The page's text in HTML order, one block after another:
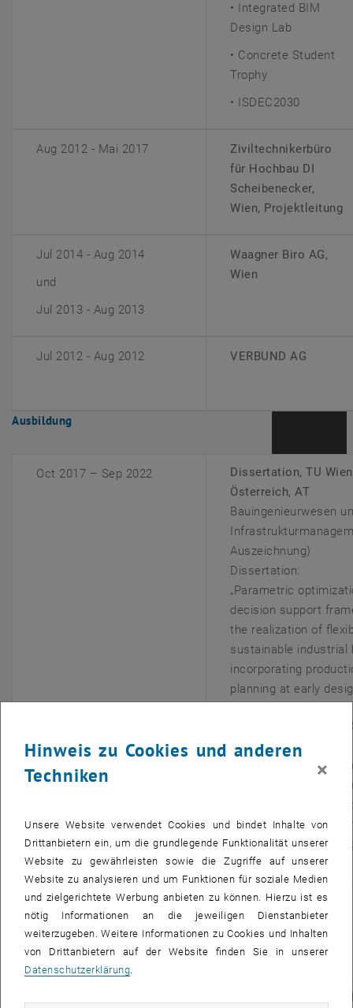
• Integrated BIM
Design Lab
• Concrete Student
Trophy
• ISDEC2030
Aug 2012 - Mai 2017
Ziviltechnikerbüro
für Hochbau DI
Scheibenecker,
Wien, Projektleitung
Jul 2014 - Aug 2014
und
Jul 2013 - Aug 2013
Waagner Biro AG,
Wien
Jul 2012 - Aug 2012 VERBUND AG
Ausbildung
Oct 2017 – Sep 2022
Dissertation, TU
Österreich, AT
Bauingenieurwesen
Auszeichnung)
Dissertation:
„Parametric
decision support
the realization of
sustainable industrial
incorporating
planning at early
Master of Science
Wien, AT
Bauingenieurwesen
Abschluss mit
Diplomarbeit:
Passivhaus-
Lodenareal”
Jan 2015 – Jul 2015
Erasmus-Semester
IT
Masterstudiengang
Bauingenieurwesen
Bachelor of Science
Hinweis zu Cookies und anderen
Techniken
×
Unsere Website verwendet Cookies und bindet Inhalte von
Drittanbietern ein, um die grundlegende Funktionalität unserer
Website zu gewährleisten sowie die Zugriffe auf unserer
Website zu analysieren und um Funktionen für soziale Medien
und zielgerichtete Werbung anbieten zu können. Hierzu ist es
nötig Informationen an die jeweiligen Dienstanbieter
weiterzugeben. Weitere Informationen zu Cookies und Inhalten
von Drittanbietern auf der Website finden Sie in unserer
Datenschutzerklärung.